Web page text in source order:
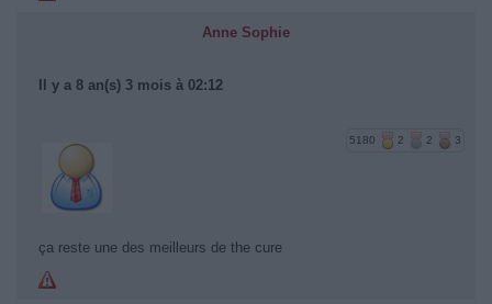
Anne Sophie
Il y a 8 an(s) 3 mois à 02:12
5180 2 2 3
ça reste une des meilleurs de the cure